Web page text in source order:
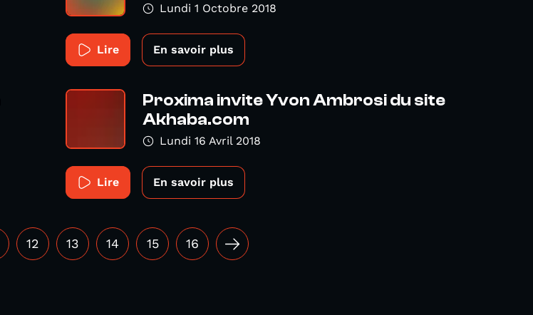
Lundi 1 Octobre 2018
Lire En savoir plus
Proxima invite Yvon Ambrosi du site
Akhaba.com
Lundi 16 Avril 2018
Lire En savoir plus
12 13 14 15 16